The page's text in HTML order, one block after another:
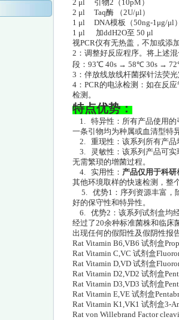
2 μl 引物2（10pM）
2 μl Taq酶 （2U/μl）
1 μl DNA模板（50ng-1μg/μl
1 μl 加ddH2O至 50 μl
视PCR仪有无热盖，不加或添
2：调整好反应程序。将上述
段：93℃ 40s → 58℃ 30s →
3：伴放线放线杆菌探针法荧
4：PCR的电泳检测：如在反
检测。
特点优势：
1. 特异性：所有产品使用的
一条引物均为种属或血清型特
2. 重现性：该系列所有产品
3. 灵敏性：该系列产品可实
无需繁琐的增菌过程。
4. 实用性： 产品仅用于科研
其他环境取样的快速检测，整
5. 优势1：序列资源丰富，
好的保守性和特异性。
6. 优势2：该系列试剂盒均
经过了20余种标准菌株和临床
出现任何的假阳性及假阴性报
Rat Vitamin B6,VB6 试剂盒
Rat Vitamin C,VC 试剂盒
Rat Vitamin D,VD 试剂盒
Rat Vitamin D2,VD2 试剂盒
Rat Vitamin D3,VD3 试剂盒
Rat Vitamin E,VE 试剂盒
Rat Vitamin K1,VK1 试剂盒3-
Rat von Willebrand Factor